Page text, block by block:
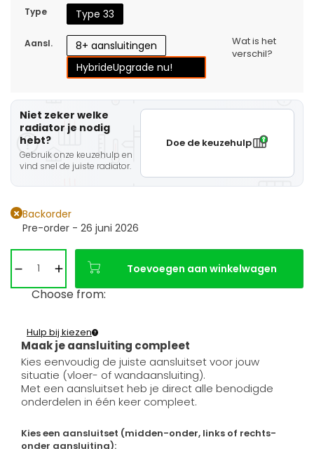
Type Type 33
Aansl.
8+ aansluitingen
HybrideUpgrade nu!
Wat is het
verschil?
Niet zeker welke
radiator je nodig
hebt?
Gebruik onze keuzehulp en
vind snel de juiste radiator.
Doe de keuzehulp
Backorder
Pre-order - 26 juni 2026
Toevoegen aan winkelwagen
Choose from:
Maak je aansluiting compleet
Hulp bij kiezen
Kies eenvoudig de juiste aansluitset voor jouw
situatie (vloer- of wandaansluiting).
Met een aansluitset heb je direct alle benodigde
onderdelen in één keer compleet.
Kies een aansluitset (midden-onder, links of rechts-
onder aansluiting):